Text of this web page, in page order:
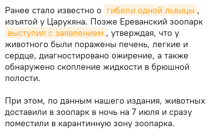
Ранее стало известно о гибели одной львицы ,
изъятой у Царукяна. Позже Ереванский зоопарк
выступил с заявлением , утверждая, что у
животного были поражены печень, легкие и
сердце, диагностировано ожирение, а также
обнаружено скопление жидкости в брюшной
полости.
При этом, по данным нашего издания, животных
доставили в зоопарк в ночь на 7 июля и сразу
поместили в карантинную зону зоопарка.